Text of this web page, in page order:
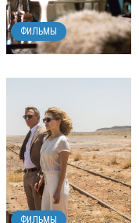
ФИЛЬМЫ
ФИЛЬМЫ